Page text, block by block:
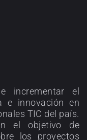
incrementar el
e innovación en
TIC del país.
el objetivo de
los proyectos